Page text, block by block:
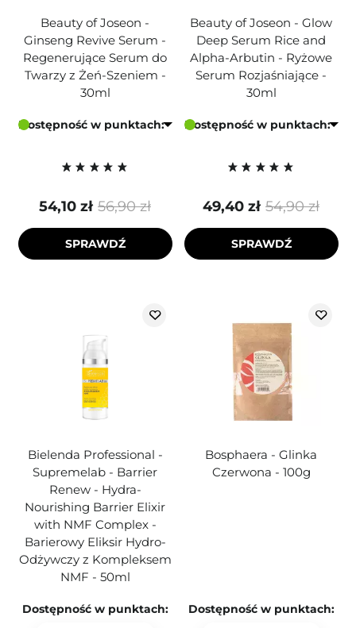
Beauty of Joseon -
Ginseng Revive Serum -
Regenerujące Serum do
Twarzy z Żeń-Szeniem -
30ml
Dostępność w punktach:
56,90 zł
54,10 zł
SPRAWDŹ
Beauty of Joseon - Glow
Deep Serum Rice and
Alpha-Arbutin - Ryżowe
Serum Rozjaśniające -
30ml
Dostępność w punktach:
54,90 zł
49,40 zł
SPRAWDŹ
Bielenda Professional -
Supremelab - Barrier
Renew - Hydra-
Nourishing Barrier Elixir
with NMF Complex -
Barierowy Eliksir Hydro-
Odżywczy z Kompleksem
NMF - 50ml
Dostępność w punktach:
Bosphaera - Glinka
Czerwona - 100g
Dostępność w punktach: